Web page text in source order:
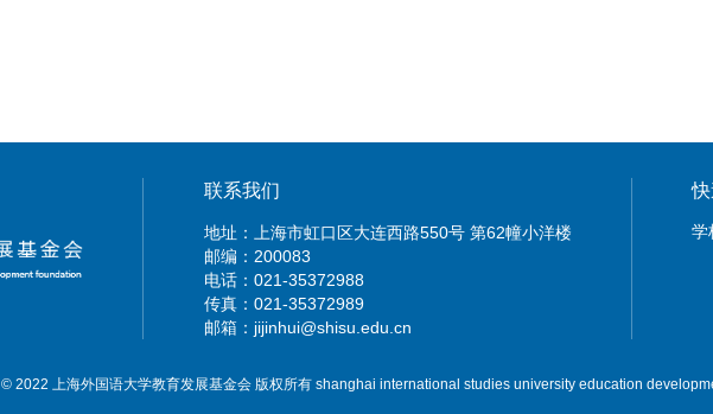
联系我们
地址：上海市虹口区大连西路550号 第62幢小洋楼
邮编：200083
电话：021-35372988
传真：021-35372989
邮箱：jijinhui@shisu.edu.cn
学
© 2022 上海外国语大学教育发展基金会 版权所有 shanghai international studies university education